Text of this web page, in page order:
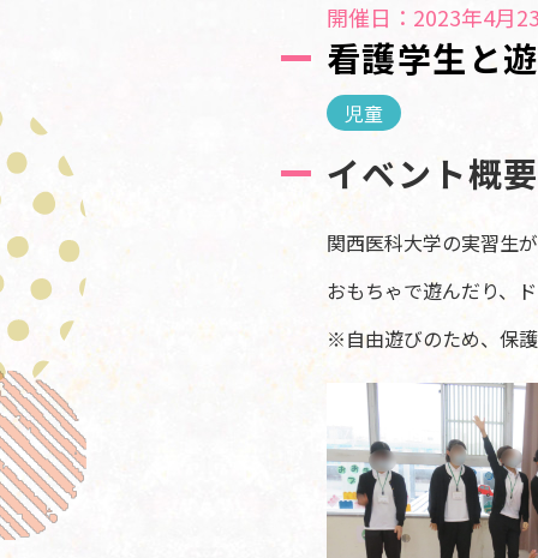
開催日：2023年4月
看護学生と
児童
イベント概要
関西医科大学の実習生
おもちゃで遊んだり、
※自由遊びのため、保